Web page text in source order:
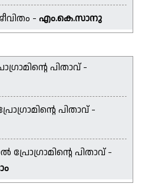
- എം.കെ.സാനു
പിതാവ് -
പിതാവ് -
പിതാവ് -